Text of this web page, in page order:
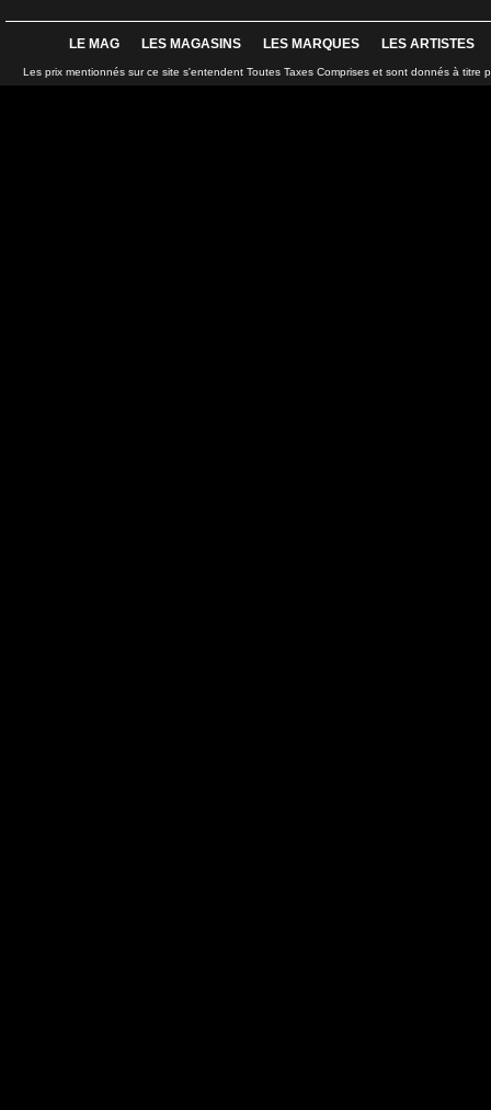
LE MAG LES MAGASINS LES MARQUES LES ARTISTES
Les prix mentionnés sur ce site s'entendent Toutes Taxes Comprises et sont donnés à